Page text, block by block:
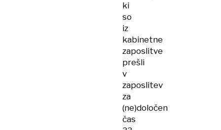
ki
so
iz
kabinetne
zaposlitve
prešli
v
zaposlitev
za
(ne)določen
čas